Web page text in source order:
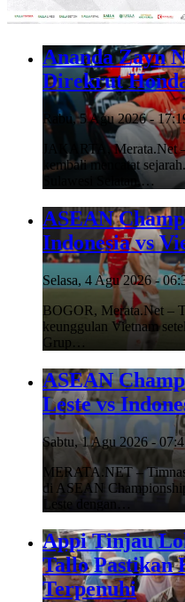
Ananda Zayn
Direkrut
Rabu, 5 Agu 2026 -
JAKARTA, Merata.Net
kembali mencatat
Sulawesi Selatan,…
ASEAN
Indonesia vs
Selasa, 4 Agu 2026 -
BOGOR, Merata.Net –
keunggulan Vietnam
Grup…
ASEAN
Leste vs
Sabtu, 1 Agu 2026 -
MERATA.NET –
di ASEAN
Leste dengan…
Appi Tinjau
Tallo Pastikan
Terpenuhi